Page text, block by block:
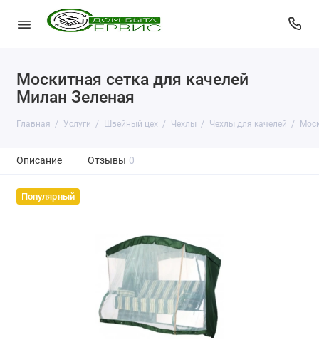
Москитная сетка для качелей
Милан Зеленая
Главная Услуги Швейный цех Чехлы Чехлы для качелей
Описание Отзывы 0
Популярный